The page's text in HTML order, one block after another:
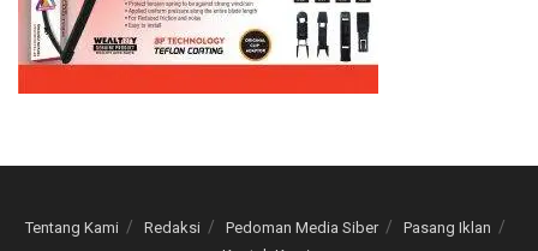
Tentang Kami Redaksi Pedoman Media Siber
Pasang Iklan